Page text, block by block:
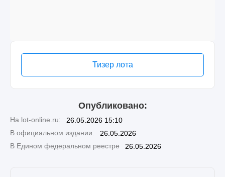
Тизер лота
Опубликовано:
На lot-online.ru:
26.05.2026 15:10
В официальном издании:
26.05.2026
В Едином федеральном реестре
26.05.2026